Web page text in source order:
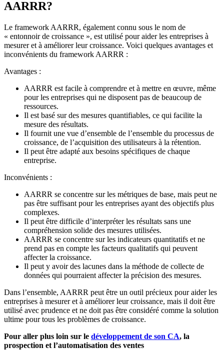
AARRR?
Le framework AARRR, également connu sous le nom de
« entonnoir de croissance », est utilisé pour aider les entreprises à
mesurer et à améliorer leur croissance. Voici quelques avantages et
inconvénients du framework AARRR :
Avantages :
AARRR est facile à comprendre et à mettre en œuvre, même
pour les entreprises qui ne disposent pas de beaucoup de
ressources.
Il est basé sur des mesures quantifiables, ce qui facilite la
mesure des résultats.
Il fournit une vue d’ensemble de l’ensemble du processus de
croissance, de l’acquisition des utilisateurs à la rétention.
Il peut être adapté aux besoins spécifiques de chaque
entreprise.
Inconvénients :
AARRR se concentre sur les métriques de base, mais peut ne
pas être suffisant pour les entreprises ayant des objectifs plus
complexes.
Il peut être difficile d’interpréter les résultats sans une
compréhension solide des mesures utilisées.
AARRR se concentre sur les indicateurs quantitatifs et ne
prend pas en compte les facteurs qualitatifs qui peuvent
affecter la croissance.
Il peut y avoir des lacunes dans la méthode de collecte de
données qui pourraient affecter la précision des mesures.
Dans l’ensemble, AARRR peut être un outil précieux pour aider les
entreprises à mesurer et à améliorer leur croissance, mais il doit être
utilisé avec prudence et ne doit pas être considéré comme la solution
ultime pour tous les problèmes de croissance.
Pour aller plus loin sur le développement de son CA, la
prospection et l’automatisation des ventes